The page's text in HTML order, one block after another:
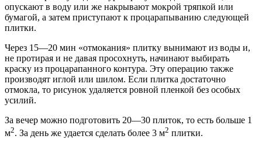
опускают в воду или же накрывают мокрой тряп­кой или
бумагой, а затем приступают к процарапыванию следующей
плитки.
Через 15—20 мин «отмокания» плитку вынимают из воды и,
не протирая и не давая просохнуть, начинают выбирать
краску из процарапанного контура. Эту опе­рацию также
производят иглой или шилом. Если плитка достаточно
отмокла, то рисунок удаляется ровной плен­кой без особых
усилий.
За вечер можно подготовить 20—30 плиток, то есть больше 1
м2. За день же удается сделать более 3 м2 плитки.